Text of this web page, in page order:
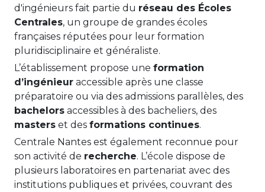
d'ingénieurs fait partie du réseau des Écoles
Centrales, un groupe de grandes écoles
françaises réputées pour leur formation
pluridisciplinaire et généraliste.
L’établissement propose une formation
d’ingénieur accessible après une classe
préparatoire ou via des admissions parallèles, des
bachelors accessibles à des bacheliers, des
masters et des formations continues.
Centrale Nantes est également reconnue pour
son activité de recherche. L’école dispose de
plusieurs laboratoires en partenariat avec des
institutions publiques et privées, couvrant des